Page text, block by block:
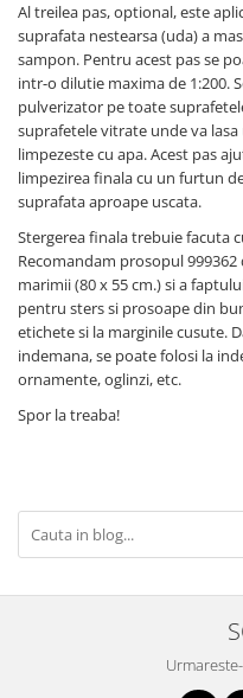
Al treilea pas, optional, este
suprafata nestearsa (uda) a
sampon. Pentru acest pas se
intr-o dilutie maxima de 1:200.
pulverizator pe toate
suprafetele vitrate unde va
limpezeste cu apa. Acest pas
limpezirea finala cu un furtun
suprafata aproape uscata.
Stergerea finala trebuie facuta
Recomandam prosopul
marimii (80 x 55 cm.) si a
pentru sters si prosoape din
etichete si la marginile cusute.
indemana, se poate folosi la
ornamente, oglinzi, etc.
Spor la treaba!